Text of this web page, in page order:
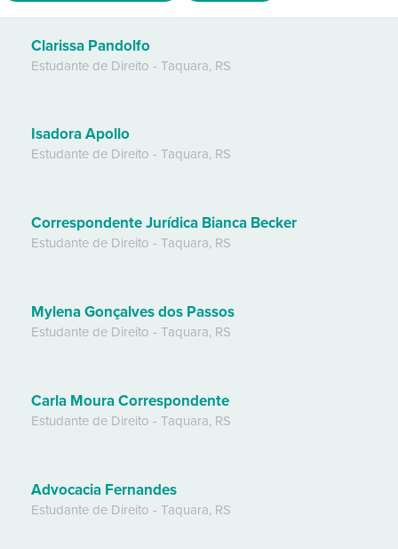
Clarissa Pandolfo
Estudante de Direito - Taquara, RS
Isadora Apollo
Estudante de Direito - Taquara, RS
Correspondente Jurídica Bianca Becker
Estudante de Direito - Taquara, RS
Mylena Gonçalves dos Passos
Estudante de Direito - Taquara, RS
Carla Moura Correspondente
Estudante de Direito - Taquara, RS
Advocacia Fernandes
Estudante de Direito - Taquara, RS